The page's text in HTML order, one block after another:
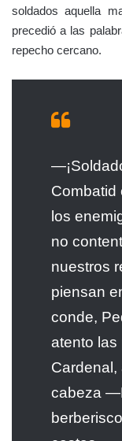
soldados aquella
precedió a las
repecho cercano.
Combatid
los
no
nuestros
piensan
conde,
atento las
Cardenal,
cabeza